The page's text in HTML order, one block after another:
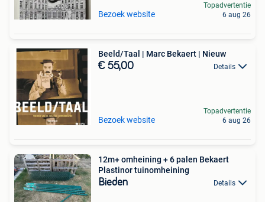
Bezoek website
Topadvertentie
6 aug 26
Beeld/Taal | Marc Bekaert | Nieuw
€ 55,00 Details
Bezoek website
Topadvertentie
6 aug 26
12m+ omheining + 6 palen Bekaert
Plastinor tuinomheining
Bieden Details